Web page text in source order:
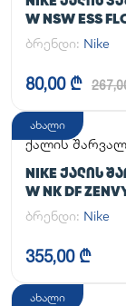
W NSW ESS
HOODIE CLCTN
ბრენდი: Nike
80,00 ₾
ახალი
ქალის
NIKE ᲥᲐᲚᲘᲡ
W NK DF
TGHT
ბრენდი: Nike
355,00 ₾
ახალი